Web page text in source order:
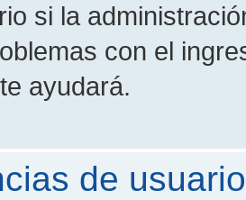
si la
con el
ayudará.
de